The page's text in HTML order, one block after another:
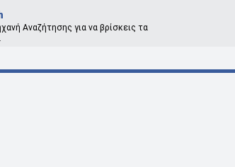
Αναζήτησης για να βρίσκεις τα